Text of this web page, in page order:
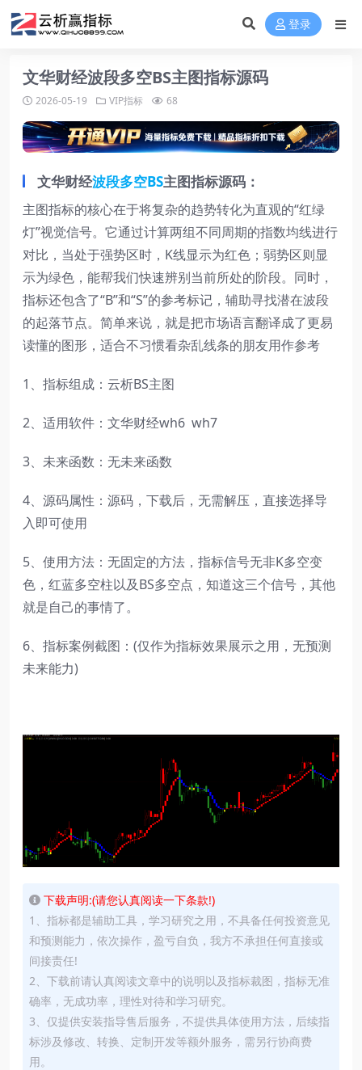
登录
文华财经波段多空BS主图指标源码
2026-05-19 VIP指标 68
文华财经波段多空BS主图指标源码：
主图指标的核心在于将复杂的趋势转化为直观的“红绿
灯”视觉信号。它通过计算两组不同周期的指数均线进行
对比，当处于强势区时，K线显示为红色；弱势区则显
示为绿色，能帮我们快速辨别当前所处的阶段。同时，
指标还包含了“B”和“S”的参考标记，辅助寻找潜在波段
的起落节点。简单来说，就是把市场语言翻译成了更易
读懂的图形，适合不习惯看杂乱线条的朋友用作参考
1、指标组成：云析BS主图
2、适用软件：文华财经wh6 wh7
3、未来函数：无未来函数
4、源码属性：源码，下载后，无需解压，直接选择导
入即可使用
5、使用方法：无固定的方法，指标信号无非K多空变
色，红蓝多空柱以及BS多空点，知道这三个信号，其他
就是自己的事情了。
6、指标案例截图：(仅作为指标效果展示之用，无预测
未来能力)
下载声明:(请您认真阅读一下条款!)
1、指标都是辅助工具，学习研究之用，不具备任何投资意见
和预测能力，依次操作，盈亏自负，我方不承担任何直接或
间接责任!
2、下载前请认真阅读文章中的说明以及指标裁图，指标无准
确率，无成功率，理性对待和学习研究。
3、仅提供安装指导售后服务，不提供具体使用方法，后续指
标涉及修改、转换、定制开发等额外服务，需另行协商费
用。